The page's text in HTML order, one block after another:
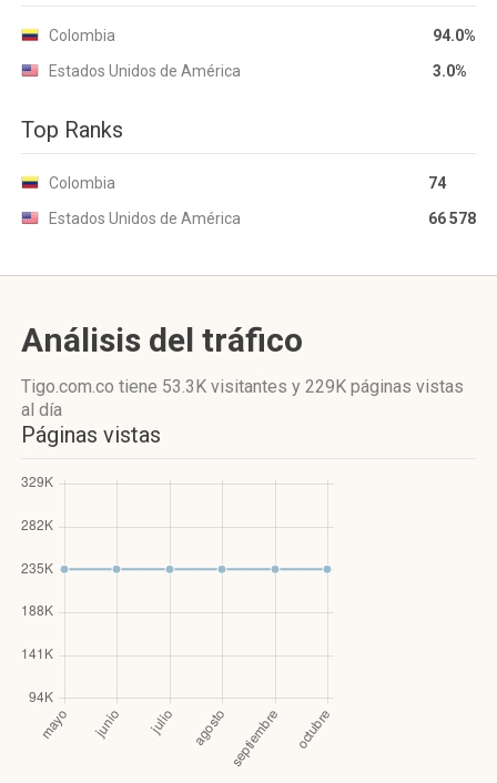
Colombia
94.0%
Estados Unidos de América
3.0%
Top Ranks
Colombia
74
Estados Unidos de América
66 578
Análisis del tráfico
Tigo.com.co tiene 53.3K visitantes y 229K páginas vistas
al día
Páginas vistas